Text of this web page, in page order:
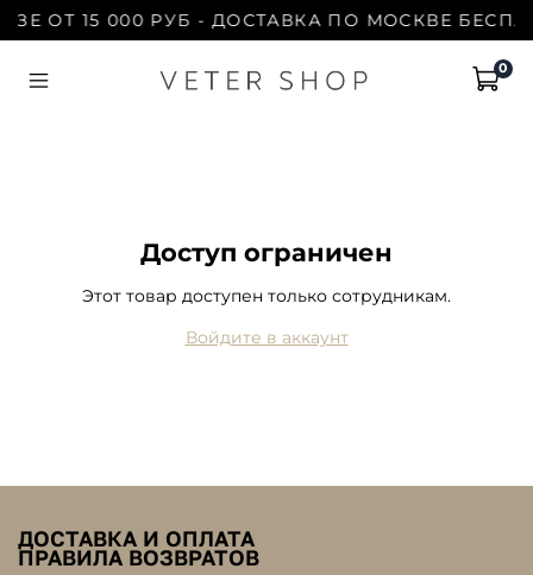
ОТ 15 000 РУБ - ДОСТАВКА ПО МОСКВЕ
0
Доступ ограничен
Этот товар доступен только сотрудникам.
Войдите в аккаунт
ДОСТАВКА И ОПЛАТА
ПРАВИЛА ВОЗВРАТОВ